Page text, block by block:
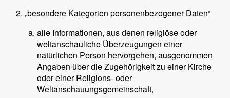
„besondere Kategorien personenbezogener Daten“
alle Informationen, aus denen religiöse oder
weltanschauliche Überzeugungen einer
natürlichen Person hervorgehen, ausgenommen
Angaben über die Zugehörigkeit zu einer Kirche
oder einer Religions- oder
Weltanschauungsgemeinschaft,